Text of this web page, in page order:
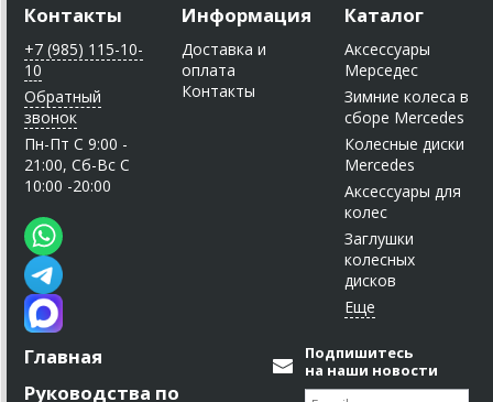
Контакты
+7 (985) 115-10-
10
Обратный
звонок
Пн-Пт C 9:00 -
21:00, Сб-Вс С
10:00 -20:00
Информация
Доставка и
оплата
Контакты
Каталог
Аксессуары
Мерседес
Зимние колеса в
сборе Mercedes
Колесные диски
Mercedes
Аксессуары для
колес
Заглушки
колесных
дисков
Главная
Руководства по
Подпишитесь
на наши новости